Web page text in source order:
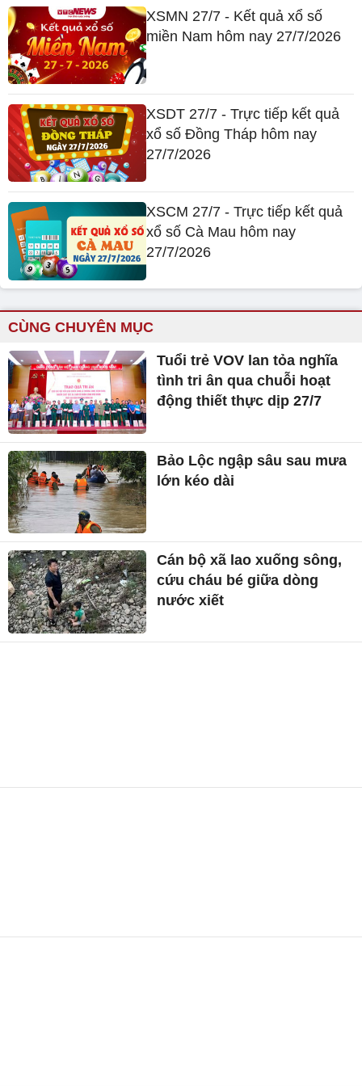
XSMN 27/7 - Kết quả xổ số
miền Nam hôm nay 27/7/2026
XSDT 27/7 - Trực tiếp kết quả
xổ số Đồng Tháp hôm nay
27/7/2026
XSCM 27/7 - Trực tiếp kết quả
xổ số Cà Mau hôm nay
27/7/2026
CÙNG CHUYÊN MỤC
Tuổi trẻ VOV lan tỏa nghĩa
tình tri ân qua chuỗi hoạt
động thiết thực dịp 27/7
Bảo Lộc ngập sâu sau mưa
lớn kéo dài
Cán bộ xã lao xuống sông,
cứu cháu bé giữa dòng
nước xiết